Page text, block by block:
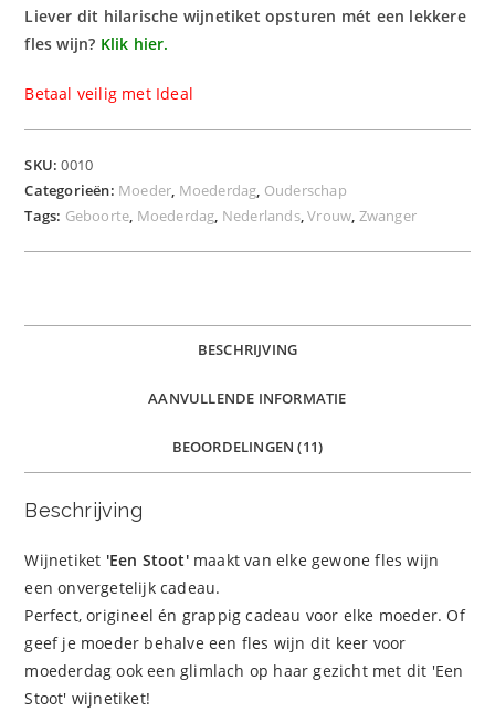
Liever dit hilarische wijnetiket opsturen mét een lekkere
fles wijn? Klik hier.
Betaal veilig met Ideal
SKU:0010
Categorieën: Moeder, Moederdag, Ouderschap
Tags: Geboorte, Moederdag, Nederlands,Vrouw, Zwanger
BESCHRIJVING
AANVULLENDE INFORMATIE
BEOORDELINGEN (11)
Beschrijving
Wijnetiket 'Een Stoot'maakt van elke gewone fles wijn
een onvergetelijk cadeau.
Perfect, origineel én grappig cadeau voor elke moeder. Of
geef je moeder behalve een fles wijn dit keer voor
moederdag ook een glimlach op haar gezicht met dit 'Een
Stoot' wijnetiket!